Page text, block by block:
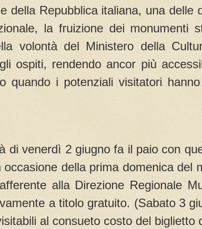
della Repubblica italiana, una delle
la fruizione dei monumenti
volontà del Ministero della
ospiti, rendendo ancor più
quando i potenziali visitatori
di venerdì 2 giugno fa il paio con
occasione della prima domenica del
alla Direzione Regionale
a titolo gratuito. (Sabato 3
al consueto costo del biglietto